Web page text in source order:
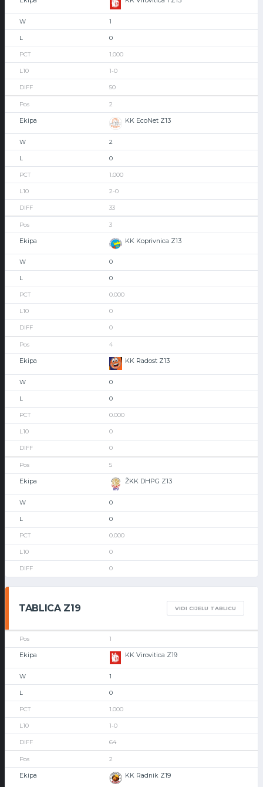
1
0
1.000
1-0
50
2
KK EcoNet Z13
2
0
1.000
2-0
33
3
KK Koprivnica Z13
0
0
0.000
0
0
4
KK Radost Z13
0
0
0.000
0
0
5
ŽKK DHPG Z13
0
0
0.000
0
0
TABLICA Z19 VIDI CIJELU TABLICU
1
KK Virovitica Z19
1
0
1.000
1-0
64
2
KK Radnik Z19